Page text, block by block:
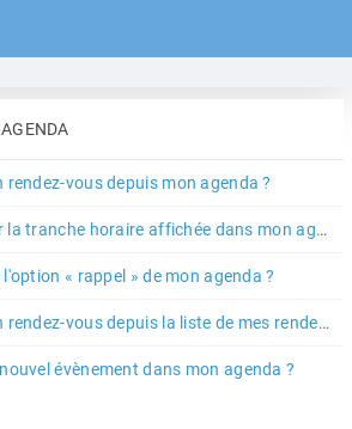
vous depuis mon agenda ?
Comment paramétrer la tranche horaire affichée dans mon agenda ?
« rappel » de mon agenda ?
Comment modifier un rendez-vous depuis la liste de mes rendez-vous ?
évènement dans mon agenda ?